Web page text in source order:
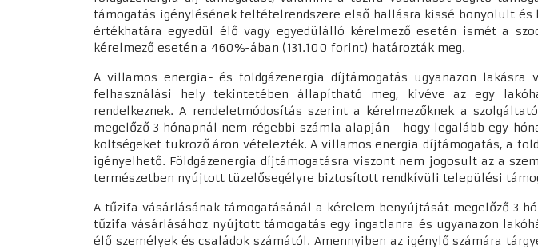
támogatás igénylésének feltételrendszere első hallásra kissé bonyolult
értékhatára egyedül élő vagy egyedülálló kérelmező esetén ismét a
kérelmező esetén a 460%-ában (131.100 forint) határozták meg.
A villamos energia- és földgázenergia díjtámogatás ugyanazon
felhasználási hely tekintetében állapítható meg, kivéve az egy
rendelkeznek. A rendeletmódosítás szerint a kérelmezőknek a
megelőző 3 hónapnál nem régebbi számla alapján - hogy legalább egy
költségeket tükröző áron vételezték. A villamos energia díjtámogatás, a
igényelhető. Földgázenergia díjtámogatásra viszont nem jogosult az a
természetben nyújtott tüzelősegélyre biztosított rendkívüli települési
A tűzifa vásárlásának támogatásánál a kérelem benyújtását megelőző 3
tűzifa vásárlásához nyújtott támogatás egy ingatlanra és ugyanazon
élő személyek és családok számától. Amennyiben az igénylő számára